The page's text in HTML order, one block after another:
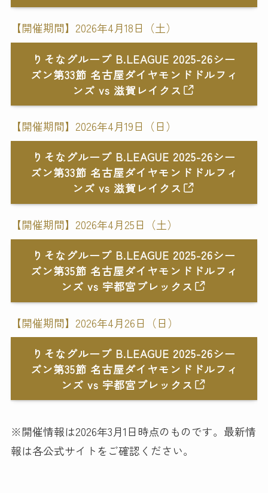
【開催期間】2026年4月18日（土）
りそなグループ B.LEAGUE 2025-26シー
ズン第33節 名古屋ダイヤモンドドルフィ
ンズ vs 滋賀レイクス
【開催期間】2026年4月19日（日）
りそなグループ B.LEAGUE 2025-26シー
ズン第33節 名古屋ダイヤモンドドルフィ
ンズ vs 滋賀レイクス
【開催期間】2026年4月25日（土）
りそなグループ B.LEAGUE 2025-26シー
ズン第35節 名古屋ダイヤモンドドルフィ
ンズ vs 宇都宮ブレックス
【開催期間】2026年4月26日（日）
りそなグループ B.LEAGUE 2025-26シー
ズン第35節 名古屋ダイヤモンドドルフィ
ンズ vs 宇都宮ブレックス
※開催情報は2026年3月1日時点のものです。最新情
報は各公式サイトをご確認ください。